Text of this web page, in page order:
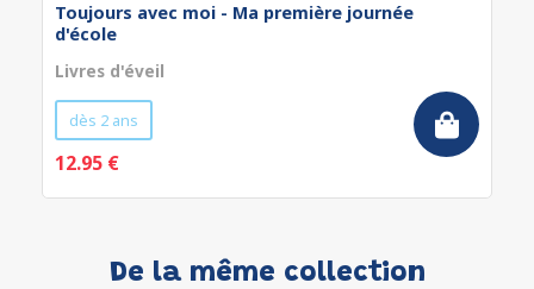
Toujours avec moi - Ma première journée
d'école
Livres d'éveil
dès 2 ans
12.95 €
De la même collection